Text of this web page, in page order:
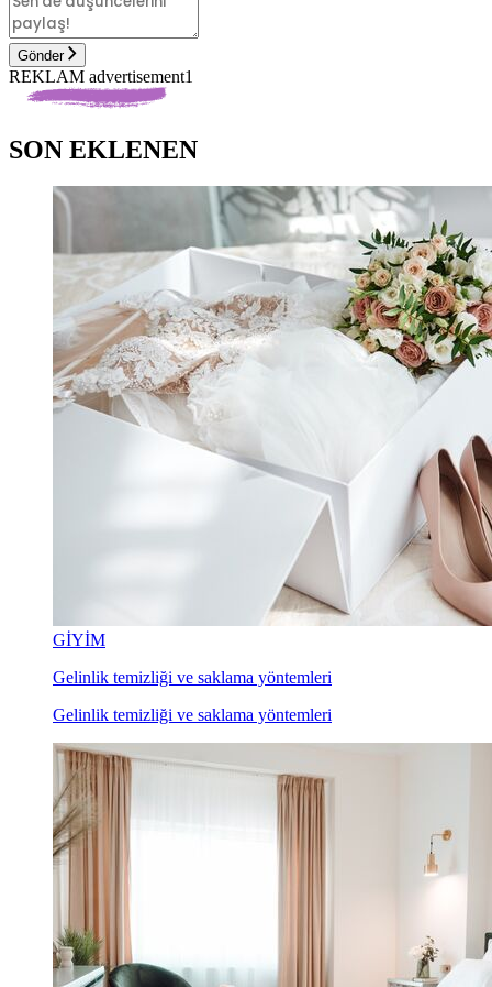
Gönder
REKLAM advertisement1
SON EKLENEN
GİYİM
Gelinlik temizliği ve saklama yöntemleri
Gelinlik temizliği ve saklama yöntemleri